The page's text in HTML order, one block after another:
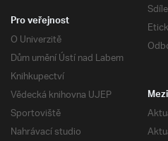
Pro veřejnost
O Univerzitě
Dům umění Ústí nad Labem
Knihkupectví
Vědecká knihovna UJEP
Sportoviště
Nahrávací studio